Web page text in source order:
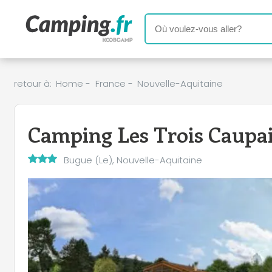
retour à: Home - France - Nouvelle-Aquitaine
Camping Les Trois
Bugue (Le), Nouvelle-Aquitaine